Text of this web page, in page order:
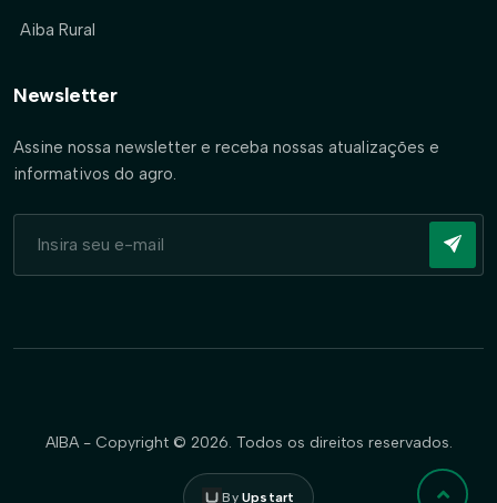
Aiba Rural
Newsletter
Assine nossa newsletter e receba nossas atualizações e
informativos do agro.
AIBA - Copyright © 2026. Todos os direitos reservados.
ByUpstart